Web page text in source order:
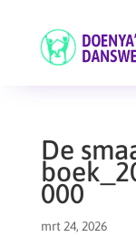
De
000
mrt 24, 2026